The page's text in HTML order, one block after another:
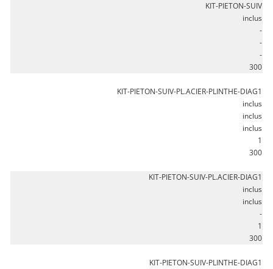
KIT-PIETON-SUIV
inclus
-
-
-
300
KIT-PIETON-SUIV-PL.ACIER-PLINTHE-DIAG1
inclus
inclus
inclus
1
300
KIT-PIETON-SUIV-PL.ACIER-DIAG1
inclus
inclus
-
1
300
KIT-PIETON-SUIV-PLINTHE-DIAG1